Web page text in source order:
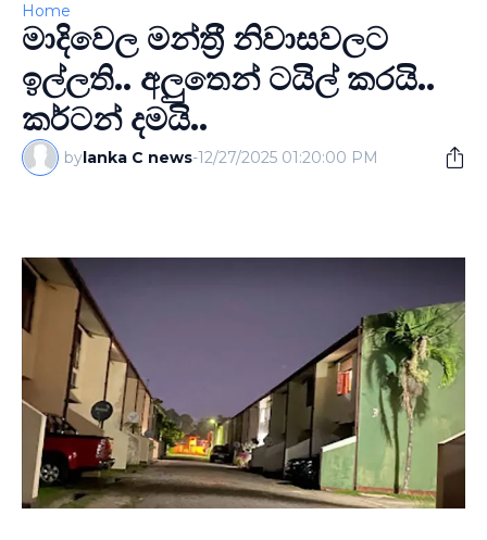
Home
මාදිවෙල මන්ත‍්‍රී නිවාසවලට
ඉල්ලති.. අලුතෙන් ටයිල් කරයි..
කර්ටන් දමයි..
bylanka C news-12/27/2025 01:20:00 PM